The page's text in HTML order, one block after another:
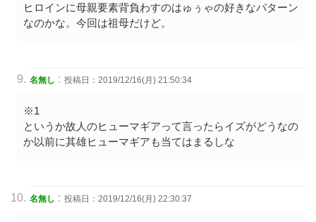
ヒロインに母親要素背負わすのはゅぅゃの好きなパターン
なのかな。今回は祖母だけど。
名無し : 投稿日：2019/12/16(月) 21:50:34
※1
というか故人のヒューマギアって言ったらイズがどうなの
か以前に其雄ヒューマギアも当てはまるしな
名無し : 投稿日：2019/12/16(月) 22:30:37